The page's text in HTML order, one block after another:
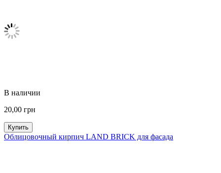
В наличии
20,00 грн
Купить
Облицовочный кирпич LAND BRICK для фасада